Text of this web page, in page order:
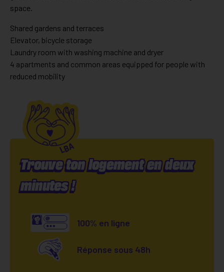
space.
Shared gardens and terraces
Elevator, bicycle storage
Laundry room with washing machine and dryer
4 apartments and common areas equipped for people with
reduced mobility
Trouve ton logement en deux
minutes !
100% en ligne
Réponse sous 48h